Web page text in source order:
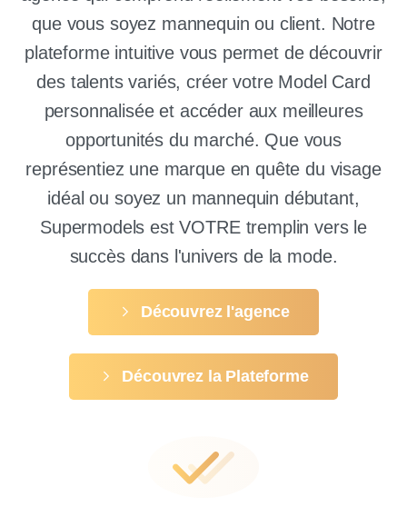
que vous soyez mannequin ou client. Notre
plateforme intuitive vous permet de découvrir
des talents variés, créer votre Model Card
personnalisée et accéder aux meilleures
opportunités du marché. Que vous
représentiez une marque en quête du visage
idéal ou soyez un mannequin débutant,
Supermodels est VOTRE tremplin vers le
succès dans l'univers de la mode.
Découvrez l'agence
Découvrez la Plateforme